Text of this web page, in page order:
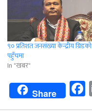
९० प्रतिशत जनसंख्या केन्द्रीय ग्रिडको
पहुँचमा
In "खबर"
Share